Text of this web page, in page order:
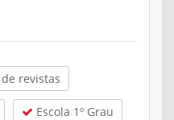
revistas
Escola 1º Grau